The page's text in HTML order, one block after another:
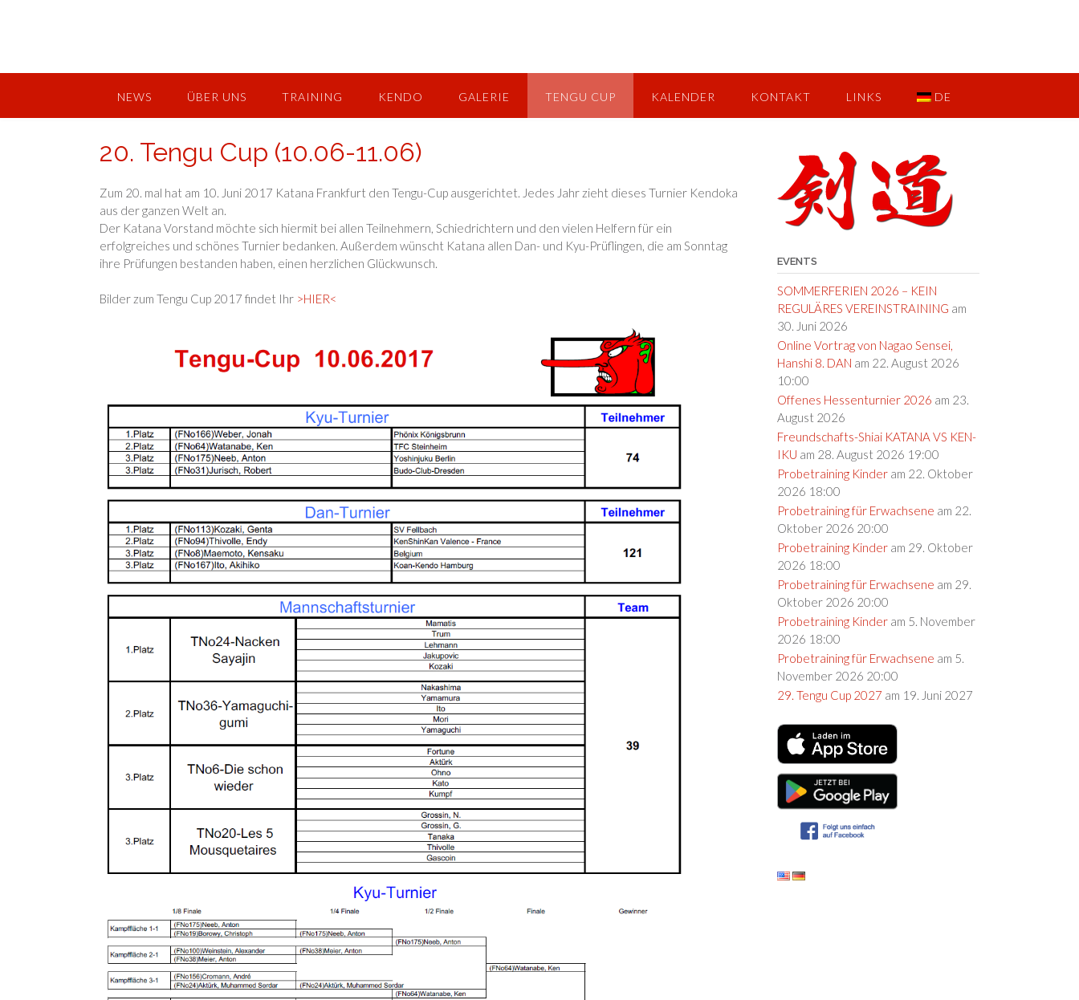
NEWS ÜBER UNS TRAINING KENDO GALERIE TENGU CUP KALENDER KONTAKT LINKS DE
20. Tengu Cup (10.06-11.06)
Zum 20. mal hat am 10. Juni 2017 Katana Frankfurt den Tengu-Cup ausgerichtet. Jedes Jahr zieht dieses Turnier Kendoka
aus der ganzen Welt an.
Der Katana Vorstand möchte sich hiermit bei allen Teilnehmern, Schiedrichtern und den vielen Helfern für ein
erfolgreiches und schönes Turnier bedanken. Außerdem wünscht Katana allen Dan- und Kyu-Prüflingen, die am Sonntag
ihre Prüfungen bestanden haben, einen herzlichen Glückwunsch.
Bilder zum Tengu Cup 2017 findet Ihr >HIER<
EVENTS
SOMMERFERIEN 2026 – KEIN
REGULÄRES VEREINSTRAINING am
30. Juni 2026
Online Vortrag von Nagao Sensei,
Hanshi 8. DAN am 22. August 2026
10:00
Offenes Hessenturnier 2026 am 23.
August 2026
Freundschafts-Shiai KATANA VS KEN-
IKU am 28. August 2026 19:00
Probetraining Kinderam 22. Oktober
2026 18:00
Probetraining für Erwachsene am 22.
Oktober 2026 20:00
Probetraining Kinderam 29. Oktober
2026 18:00
Probetraining für Erwachsene am 29.
Oktober 2026 20:00
Probetraining Kinderam 5. November
2026 18:00
Probetraining für Erwachsene am 5.
November 2026 20:00
29. Tengu Cup 2027 am 19. Juni 2027